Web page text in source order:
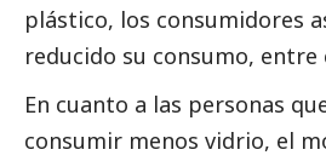
plástico, los consumidores
reducido su consumo, entre
En cuanto a las personas
consumir menos vidrio, el